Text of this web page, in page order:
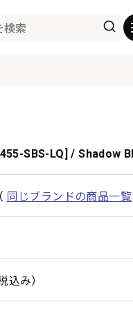
SBS-LQ] / Shadow
（ 同じブランドの商品一覧
み）